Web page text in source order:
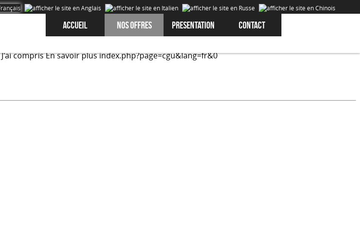
J'ai comprisEn savoir plusindex.php?page=cgu&lang=fr&0
Accueil Nos offres Presentation Contact